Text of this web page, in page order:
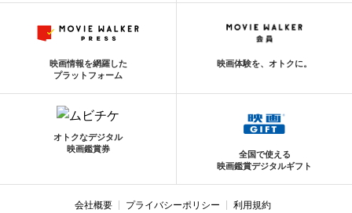
映画情報を網羅した
プラットフォーム
映画体験を、オトクに。
オトクなデジタル
映画鑑賞券
全国で使える
映画鑑賞デジタルギフト
会社概要 プライバシーポリシー 利用規約